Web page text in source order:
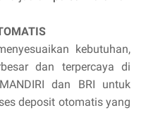
kebutuhan,
dan terpercaya di
dan BRI untuk
deposit otomatis yang